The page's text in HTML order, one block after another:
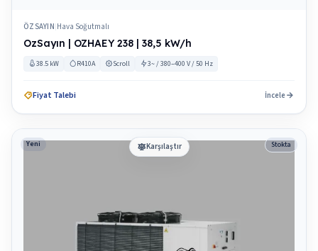
ÖZSAYIN|Hava Soğutmalı
OzSayın | OZHAEY 238 | 38,5 kW/h
38.5 kW R410A Scroll 3~ / 380–400 V / 50 Hz
Fiyat Talebi İncele
Karşılaştır
Yeni Stokta